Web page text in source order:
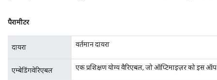
पैरामीटर
दायरा वर्तमान दायरा
एम्बेडिंगवेरिएबल एक प्रशिक्षण योग्य वैरिएबल, जो ऑप्टिमाइज़र को इस